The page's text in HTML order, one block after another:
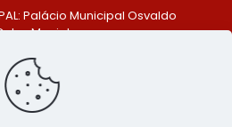
Palácio Municipal Osvaldo
Maciel
Una - PE. CEP: 553370-128
(81) 99548-1569